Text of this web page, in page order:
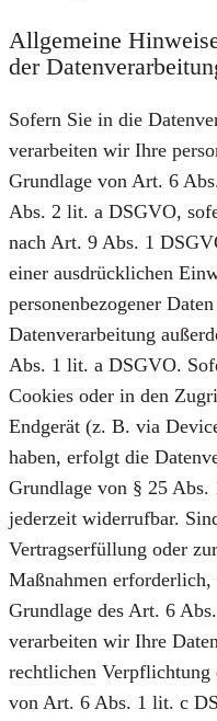
Allgemeine
der
Sofern Sie in die
verarbeiten wir Ihre
Grundlage von Art. 6
Abs. 2 lit. a DSGVO,
nach Art. 9 Abs. 1
einer ausdrücklichen
personenbezogener
Datenverarbeitung
Abs. 1 lit. a DSGVO.
Cookies oder in den
Endgerät (z. B. via
haben, erfolgt die
Grundlage von § 25
jederzeit widerrufbar.
Vertragserfüllung oder
Maßnahmen
Grundlage des Art. 6
verarbeiten wir Ihre
rechtlichen
von Art. 6 Abs. 1 lit. c